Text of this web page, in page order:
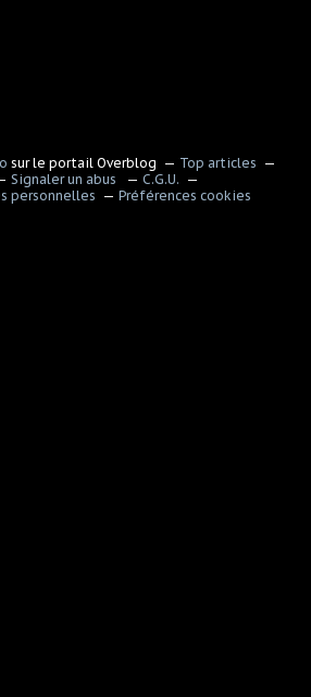
sur le portail Overblog
Top articles
Signaler un abus
C.G.U.
personnelles
Préférences cookies